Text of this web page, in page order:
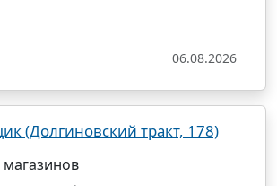
06.08.2026
(Долгиновский тракт, 178)